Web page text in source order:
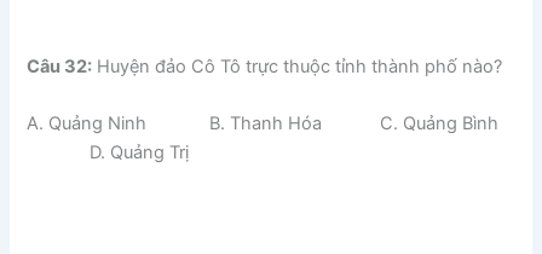
Câu 32: Huyện đảo Cô Tô trực thuộc tỉnh thành phố nào?
A. Quảng Ninh B. Thanh Hóa C. Quảng Bình
D. Quảng Trị